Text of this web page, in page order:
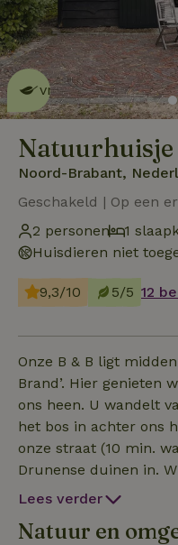
Dit natuurhuisje is
vriendelijklees
Noord-Brabant,
Geschakeld | Op een
2 personen
1
Huisdieren niet
9,3/10 5/5 12
Onze B & B ligt
Brand’. Hier genieten
ons heen. U wandelt
het bos in achter ons
onze straat (10 min.
Drunense duinen in. Wij nodigen u dan ook van
harte uit om u enkele
Lees verder
Natuur en